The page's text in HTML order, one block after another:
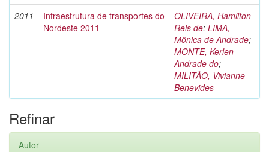
2011
Infraestrutura de transportes do
Nordeste 2011
OLIVEIRA, Hamilton
Reis de; LIMA,
Mônica de Andrade;
MONTE, Kerlen
Andrade do;
MILITÃO, Vivianne
Benevides
Refinar
Autor